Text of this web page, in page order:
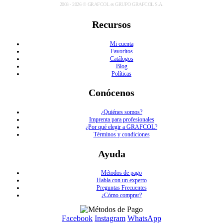
2003 - 2026 © GRAFCOL es GRUPO GRAFCOL S.A.
Recursos
Mi cuenta
Favoritos
Catálogos
Blog
Políticas
Conócenos
¿Quiénes somos?
Imprenta para profesionales
¿Por qué elegir a GRAFCOL?
Términos y condiciones
Ayuda
Métodos de pago
Habla con un experto
Preguntas Frecuentes
¿Cómo comprar?
Facebook Instagram WhatsApp